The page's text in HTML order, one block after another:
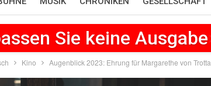
Sie keine Ausgabe
Kino Augenblick 2023: Ehrung für Margarethe von Trotta